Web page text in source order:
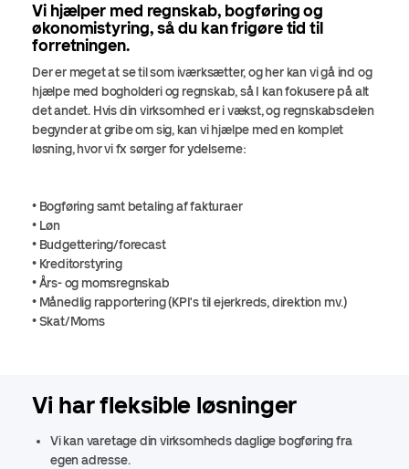
Vi hjælper med regnskab, bogføring og
økonomistyring, så du kan frigøre tid til
forretningen.
Der er meget at se til som iværksætter, og her kan vi gå ind og
hjælpe med bogholderi og regnskab, så I kan fokusere på alt
det andet. Hvis din virksomhed er i vækst, og regnskabsdelen
begynder at gribe om sig, kan vi hjælpe med en komplet
løsning, hvor vi fx sørger for ydelserne:
• Bogføring samt betaling af fakturaer
• Løn
• Budgettering/forecast
• Kreditorstyring
• Års- og momsregnskab
• Månedlig rapportering (KPI's til ejerkreds, direktion mv.)
• Skat/Moms
Vi har fleksible løsninger
Vi kan varetage din virksomheds daglige bogføring fra
egen adresse.